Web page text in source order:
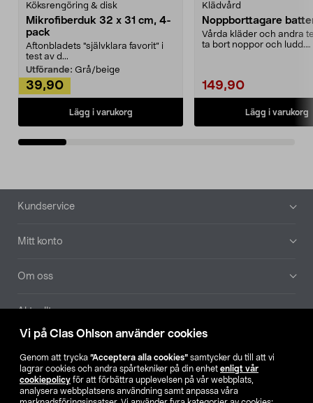
Vi på Clas Ohlson använder cookies
Genom att trycka ”Acceptera alla cookies” samtycker du till att vi
lagrar cookies och andra spårtekniker på din enhet enligt vår
cookiepolicy för att förbättra upplevelsen på vår webbplats,
analysera webbplatsens användning samt anpassa våra
Köksrengöring & disk
Mikrofiberduk 32 x 31 cm, 4-
pack
Aftonbladets "självklara favorit” i
test av d...
Utförande: Grå/beige
39,90
Lägg i varukorg
Klädvård
Noppborttagare
Vårda kläder och andra
ta bort noppor och ludd.
149,90
Lägg i varukorg
Sidfot
Kundservice
Mitt konto
Om oss
Aktuellt
Hitta butik